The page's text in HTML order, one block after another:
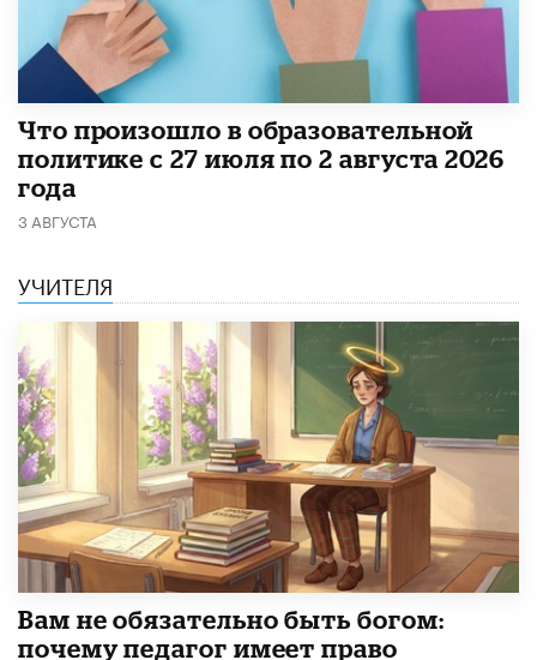
​Что произошло в образовательной
политике с 27 июля по 2 августа 2026
года
3 АВГУСТА
УЧИТЕЛЯ
​Вам не обязательно быть богом:
почему педагог имеет право